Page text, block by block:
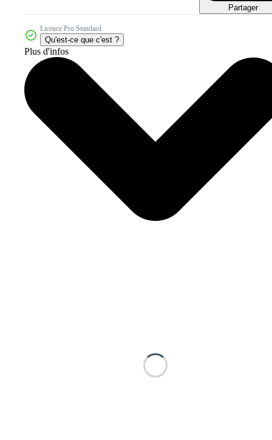
Partager
Licence Pro Standard
Qu'est-ce que c'est ?
Plus d'infos